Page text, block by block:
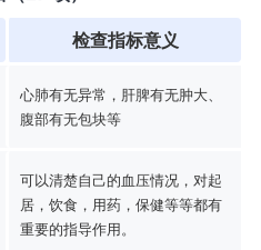
检查指标意义
心肺有无异常，肝脾有无肿大、
腹部有无包块等
可以清楚自己的血压情况，对起
居，饮食，用药，保健等等都有
重要的指导作用。